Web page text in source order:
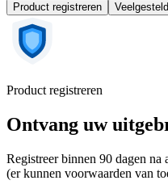
Product registreren
Product registreren
Ontvang uw
Registreer binnen 90 dagen
(er kunnen voorwaarden van